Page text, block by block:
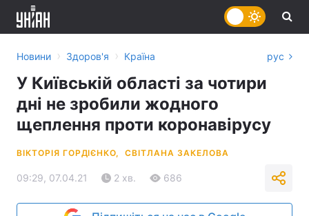
Новини › Здоров'я › Країна рус
У Київській області за чотири
дні не зробили жодного
щеплення проти коронавірусу
ВІКТОРІЯ ГОРДІЄНКО, СВІТЛАНА ЗАКЕЛОВА
09:29, 07.04.21 2 хв. 686